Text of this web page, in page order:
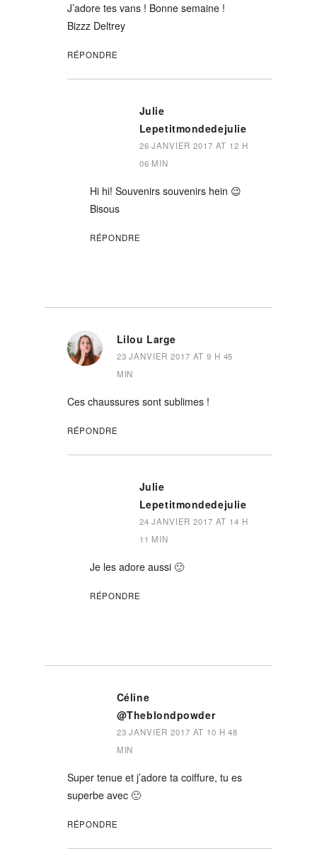
J’adore tes vans ! Bonne semaine !
Bizzz Deltrey
RÉPONDRE
Julie
Lepetitmondedejulie
26 JANVIER 2017 AT 12 H
06 MIN
Hi hi! Souvenirs souvenirs hein 😉
Bisous
RÉPONDRE
Lilou Large
23 JANVIER 2017 AT 9 H 45
MIN
Ces chaussures sont sublimes !
RÉPONDRE
Julie
Lepetitmondedejulie
24 JANVIER 2017 AT 14 H
11 MIN
Je les adore aussi 🙂
RÉPONDRE
Céline
@Theblondpowder
23 JANVIER 2017 AT 10 H 48
MIN
Super tenue et j’adore ta coiffure, tu es
superbe avec 🙂
RÉPONDRE